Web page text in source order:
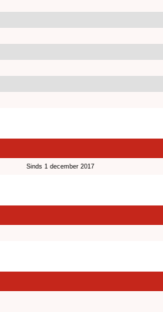
Sinds 1 december 2017